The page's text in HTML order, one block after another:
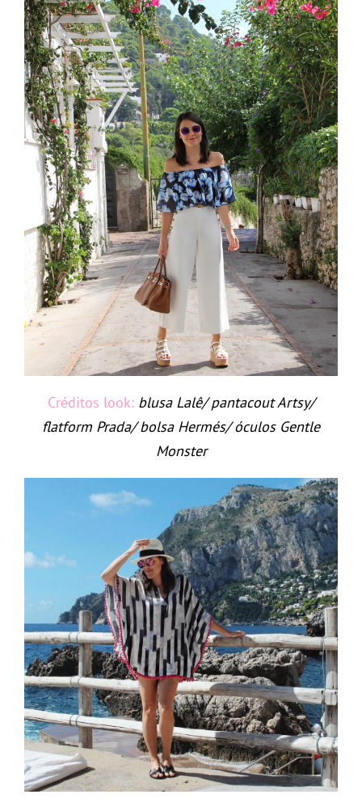
Créditos look: blusa Lalê/ pantacout Artsy/
flatform Prada/ bolsa Hermés/ óculos Gentle
Monster